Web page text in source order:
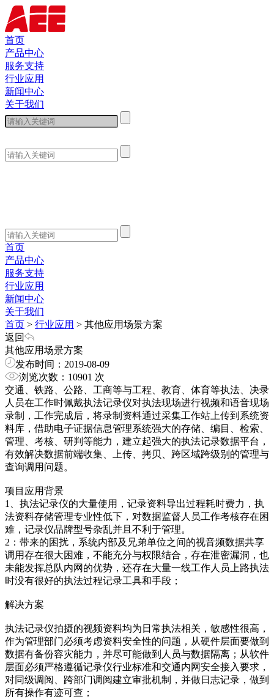
首页
产品中心
服务支持
行业应用
新闻中心
关于我们
首页
产品中心
服务支持
行业应用
新闻中心
关于我们
首页 > 行业应用 > 其他应用场景方案
返回
其他应用场景方案
发布时间：2019-08-09
浏览次数：10901 次
交通
铁路、公路、工商等与工程、教育、体育等执法
决录
人员在工作时佩戴执法记录仪对执法现场进行视频和语音现场
录制， 工作完成后，将录制资料通过采集工作站上传到系统资
料库，借助电子证据信息管理系统强大的存储、编目、检索、
管理、考核、研判等能力，建立起强大的执法记录数据平台，
有效解决数据前端收集、上传、拷贝、跨区域跨级别的管理与
查询调用问题。
项目应用背景
1、 执法记录仪的大量使用， 记录资料导出过程耗时费力，执
法资料存储管理专业性低下，对数据监督人员工作考核存在困
难，记录仪品牌型号杂乱并且不利于管理。
2： 带来的困扰 ， 系统内部及兄弟单位之间的视音频数据共享
调用存在很大困难，不能充分与权限结合，存在泄密漏洞，也
未能发挥总队内网的优势，还存在大量一线工作人员上路执法
时没有很好的执法过程记录工具和手段；
解决方案
执法记录仪拍摄的视频资料均为日常执法相关，敏感性很高，
作为管理部门必须考虑资料安全性的问题，从硬件层面要做到
数据有备份容灾能力，并尽可能做到人员与数据隔离；从软件
层面必须严格遵循记录仪行业标准和交通内网安全接入要求，
对同级调阅、跨部门调阅建立审批机制，并做日志记录，做到
所有操作有迹可查；